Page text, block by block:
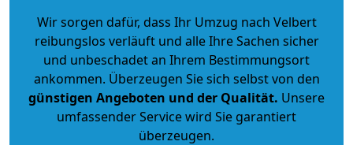
Wir sorgen dafür, dass Ihr Umzug nach Velbert
reibungslos verläuft und alle Ihre Sachen sicher
und unbeschadet an Ihrem Bestimmungsort
ankommen. Überzeugen Sie sich selbst von den
günstigen Angeboten und der Qualität. Unsere
umfassender Service wird Sie garantiert
überzeugen.